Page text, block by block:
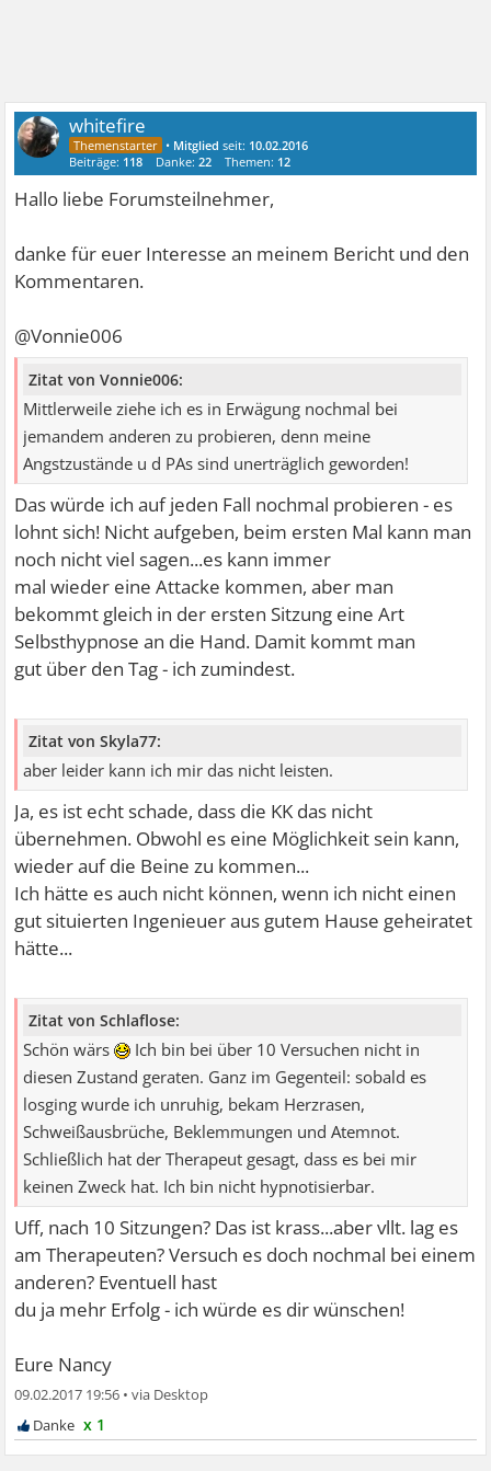
whitefire
• Mitglied seit: 10.02.2016
Beiträge: 118 Danke:22 Themen: 12
Hallo liebe Forumsteilnehmer,
danke für euer Interesse an meinem Bericht und den
Kommentaren.
@Vonnie006
Zitat von Vonnie006:
Mittlerweile ziehe ich es in Erwägung nochmal bei
jemandem anderen zu probieren, denn meine
Angstzustände u d PAs sind unerträglich geworden!
Das würde ich auf jeden Fall nochmal probieren - es
lohnt sich! Nicht aufgeben, beim ersten Mal kann man
noch nicht viel sagen...es kann immer
mal wieder eine Attacke kommen, aber man
bekommt gleich in der ersten Sitzung eine Art
Selbsthypnose an die Hand. Damit kommt man
gut über den Tag - ich zumindest.
Zitat von Skyla77:
aber leider kann ich mir das nicht leisten.
Ja, es ist echt schade, dass die KK das nicht
übernehmen. Obwohl es eine Möglichkeit sein kann,
wieder auf die Beine zu kommen...
Ich hätte es auch nicht können, wenn ich nicht einen
gut situierten Ingenieuer aus gutem Hause geheiratet
hätte...
Zitat von Schlaflose:
Schön wärs
Ich bin bei über 10 Versuchen nicht in
diesen Zustand geraten. Ganz im Gegenteil: sobald es
losging wurde ich unruhig, bekam Herzrasen,
Schweißausbrüche, Beklemmungen und Atemnot.
Schließlich hat der Therapeut gesagt, dass es bei mir
keinen Zweck hat. Ich bin nicht hypnotisierbar.
Uff, nach 10 Sitzungen? Das ist krass...aber vllt. lag es
am Therapeuten? Versuch es doch nochmal bei einem
anderen? Eventuell hast
du ja mehr Erfolg - ich würde es dir wünschen!
Eure Nancy
09.02.2017 19:56 •
x 1